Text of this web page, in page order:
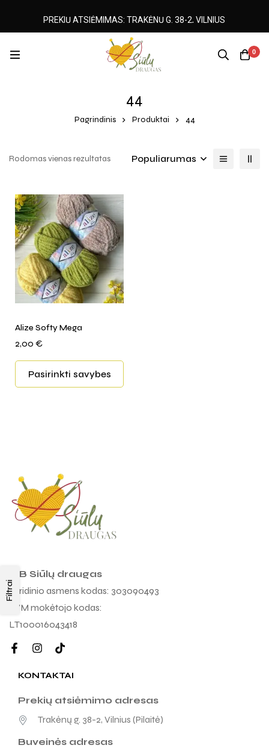
0
44
Pagrindinis Produktai 44
Filtrai
Rodomas vienas rezultatas Populiarumas
Alize Softy Mega
2,00 €
Pasirinkti savybes
MB Siūlų draugas
Juridinio asmens kodas: 303090493
PVM mokėtojo kodas:
LT100016043418
KONTAKTAI
Prekių atsiėmimo adresas
Trakėnų g. 38-2, Vilnius (Pilaitė)
Buveinės adresas
PREKIŲ ATSIĖMIMAS: TRAKĖNŲ G. 38-2, VILNIUS